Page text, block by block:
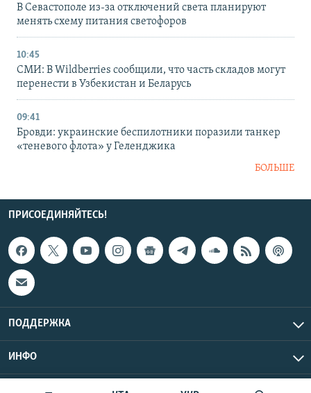
В Севастополе из-за отключений света планируют
менять схему питания светофоров
10:45
СМИ: В Wildberries сообщили, что часть складов могут
перенести в Узбекистан и Беларусь
09:41
Бровди: украинские беспилотники поразили танкер
«теневого флота» у Геленджика
БОЛЬШЕ
ПРИСОЕДИНЯЙТЕСЬ!
ПОДДЕРЖКА
ИНФО